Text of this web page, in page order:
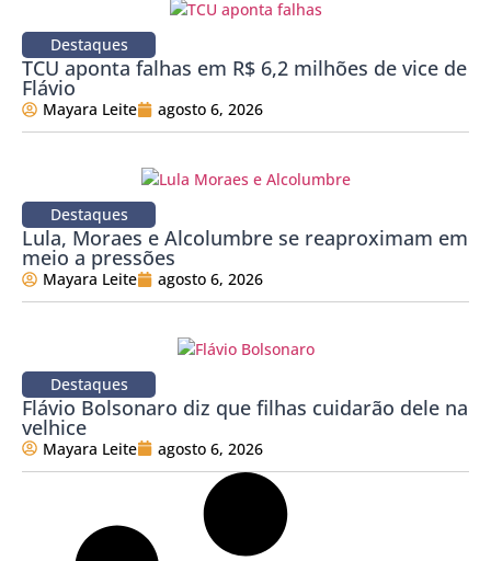
Destaques
TCU aponta falhas em R$ 6,2 milhões de vice de
Flávio
Mayara Leite agosto 6, 2026
Destaques
Lula, Moraes e Alcolumbre se reaproximam em
meio a pressões
Mayara Leite agosto 6, 2026
Destaques
Flávio Bolsonaro diz que filhas cuidarão dele na
velhice
Mayara Leite agosto 6, 2026